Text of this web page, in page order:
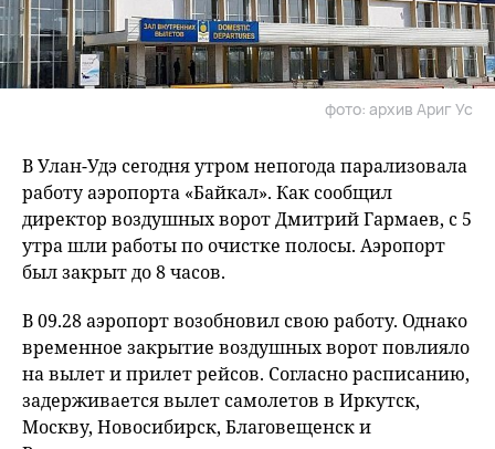
фото: архив Ариг Ус
В Улан-Удэ сегодня утром непогода парализовала
работу аэропорта «Байкал». Как сообщил
директор воздушных ворот Дмитрий Гармаев, с 5
утра шли работы по очистке полосы. Аэропорт
был закрыт до 8 часов.
В 09.28 аэропорт возобновил свою работу. Однако
временное закрытие воздушных ворот повлияло
на вылет и прилет рейсов. Согласно расписанию,
задерживается вылет самолетов в Иркутск,
Москву, Новосибирск, Благовещенск и